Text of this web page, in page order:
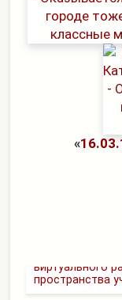
«
виртуального
пространства